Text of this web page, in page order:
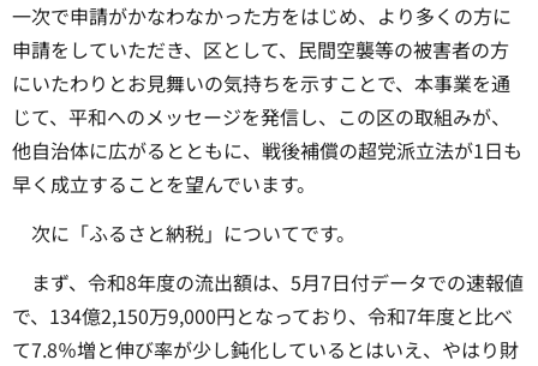
一次で申請がかなわなかった方をはじめ、より多くの方に
申請をしていただき、区として、民間空襲等の被害者の方
にいたわりとお見舞いの気持ちを示すことで、本事業を通
じて、平和へのメッセージを発信し、この区の取組みが、
他自治体に広がるとともに、戦後補償の超党派立法が1日も
早く成立することを望んでいます。
次に「ふるさと納税」についてです。
まず、令和8年度の流出額は、5月7日付データでの速報値
で、134億2,150万9,000円となっており、令和7年度と比べ
て7.8％増と伸び率が少し鈍化しているとはいえ、やはり財